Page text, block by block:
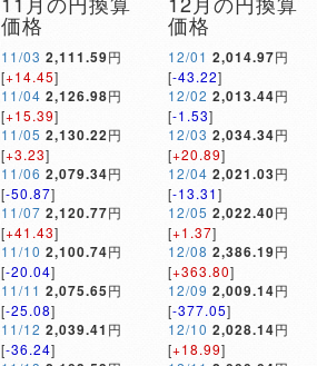
価格
11/03 2,111.59円
[+14.45]
11/04 2,126.98円
[+15.39]
11/05 2,130.22円
[+3.23]
11/06 2,079.34円
[-50.87]
11/07 2,120.77円
[+41.43]
11/10 2,100.74円
[-20.04]
11/11 2,075.65円
[-25.08]
11/12 2,039.41 円
[-36.24]
価格
12/01 2,014.97円
[-43.22]
12/02 2,013.44円
[-1.53]
12/03 2,034.34円
[+20.89]
12/04 2,021.03円
[-13.31]
12/05 2,022.40円
[+1.37]
12/08 2,386.19円
[+363.80]
12/09 2,009.14円
[-377.05]
12/10 2,028.14円
[+18.99]